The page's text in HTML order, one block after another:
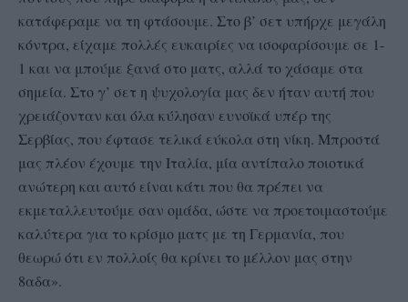
κατάφεραμε να τη φτάσουμε. Στο β’ σετ υπήρχε μεγάλη
κόντρα, είχαμε πολλές ευκαιρίες να ισοφαρίσουμε σε 1-
1 και να μπούμε ξανά στο ματς, αλλά το χάσαμε στα
σημεία. Στο γ’ σετ η ψυχολογία μας δεν ήταν αυτή που
χρειάζονταν και όλα κύλησαν ευνοϊκά υπέρ της
Σερβίας, που έφτασε τελικά εύκολα στη νίκη. Μπροστά
μας πλέον έχουμε την Ιταλία, μία αντίπαλο ποιοτικά
ανώτερη και αυτό είναι κάτι που θα πρέπει να
εκμεταλλευτούμε σαν ομάδα, ώστε να προετοιμαστούμε
καλύτερα για το κρίσμο ματς με τη Γερμανία, που
θεωρώ ότι εν πολλοίς θα κρίνει το μέλλον μας στην
8αδα».